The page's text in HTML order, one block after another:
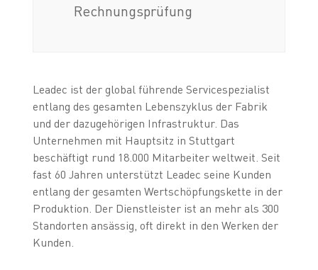
Rechnungsprüfung
Leadec ist der global führende Servicespezialist
entlang des gesamten Lebenszyklus der Fabrik
und der dazugehörigen Infrastruktur. Das
Unternehmen mit Hauptsitz in Stuttgart
beschäftigt rund 18.000 Mitarbeiter weltweit. Seit
fast 60 Jahren unterstützt Leadec seine Kunden
entlang der gesamten Wertschöpfungskette in der
Produktion. Der Dienstleister ist an mehr als 300
Standorten ansässig, oft direkt in den Werken der
Kunden.